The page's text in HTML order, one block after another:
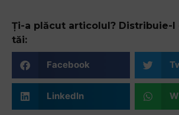
Ți-a plăcut articolul? Distribuie-
tăi:
Facebook
LinkedIn